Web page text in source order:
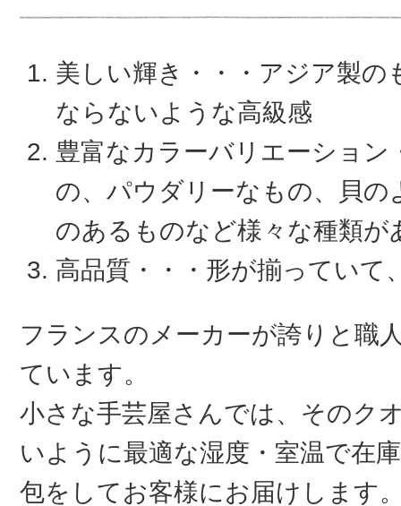
美しい輝き・・・アジア製の
ならないような高級感
豊富なカラーバリエーション
の、パウダリーなもの、貝の
のあるものなど様々な種類が
高品質・・・形が揃っていて
フランスのメーカーが誇りと職
ています。
小さな手芸屋さんでは、そのク
いように最適な湿度・室温で在
包をしてお客様にお届けします